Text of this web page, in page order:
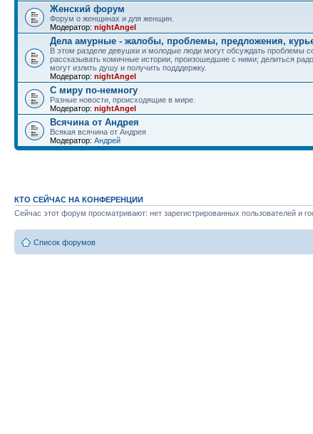
Женский форум
Форум о женщинах и для женщин.
Модератор: nightAngel
Дела амурные - жалобы, проблемы, предложения,
В этом разделе девушки и молодые люди могут обсуждать проблемы
рассказывать комичные истории, произошедшие с ними; делиться
могут излить душу и получить подддержку.
Модератор: nightAngel
С миру по-немногу
Разные новости, происходящие в мире.
Модератор: nightAngel
Всячина от Андрея
Всякая всячина от Андрея
Модератор: Андрей
КТО СЕЙЧАС НА КОНФЕРЕНЦИИ
Сейчас этот форум просматривают: нет зарегистрированных пользователей и
Список форумов